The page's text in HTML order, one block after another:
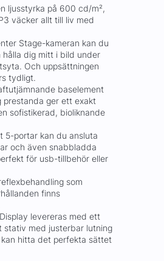
ljusstyrka på 600 cd/m²,
väcker allt till liv med
Stage-kameran kan du
dig mitt i bild under
Och uppsättningen
tydligt.
baselement
ger ett exakt
sofistikerad, bioliknande
5-portar kan du ansluta
och även snabbladda
för usb-tillbehör eller
som
finns
levereras med ett
stativ med justerbar lutning
hitta det perfekta sättet